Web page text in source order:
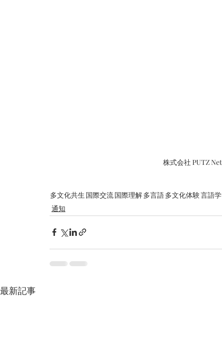
株式会社 PUTZ
多文化共生 国際交流国際理解多言語多文化体験言語
通知
最新記事